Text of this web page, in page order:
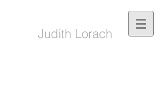
Judith Lorach